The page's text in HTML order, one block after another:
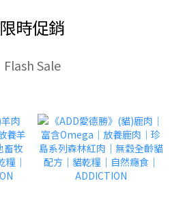
限時促銷
Flash Sale